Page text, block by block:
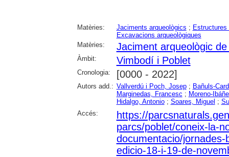
Matèries: Jaciments arqueològics ; Estructures
Excavacions arqueològiques
Matèries:
Jaciment arqueològic
Àmbit: Vimbodí i Poblet
Cronologia: [0000 - 2022]
Autors add.: Vallverdú i Poch, Josep; Bañuls-
Marginedas, Francesc ; Moreno-
Hidalgo, Antonio; Soares, Miguel ;
Accés:
https://
parcs/poblet/coneix-la-
documentacio/
edicio-18-i-19-de-